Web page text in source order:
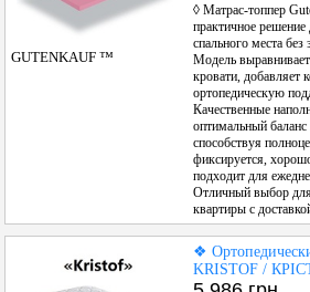
GUTENKAUF ™
◊ Матрас-топпер
практичное
спального места
Модель
кровати, добавляет
ортопедическую
Качественные
оптимальный баланс
способствуя
фиксируется,
подходит для
Отличный выбор
квартиры с
❖
KRISTOF /